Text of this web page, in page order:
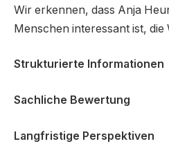
Wir erkennen, dass Anja
Menschen interessant ist, die
Strukturierte Informationen
Sachliche Bewertung
Langfristige Perspektiven